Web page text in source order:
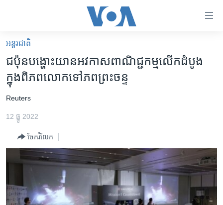
គេហទំព័រ​
ទាក់ទង
និង​
ទំព័រ​
រំលង​
ចូល​
ទៅ​
អន្តរជាតិ
អាមេរិក
ហេឡូវីអូអេ
កម្ពុជាច្នៃប្រតិដ្ឋ
ព្រឹត្តិការណ៍ព័ត៌មាន
វិទ្យុ / ផតខាសថ៍
អន្តរជាតិ
ជប៉ុន​បង្ហោះ​យានអវកាស​​ពាណិជ្ជកម្ម​លើក​ដំបូង​
ក្នុង​ពិភពលោក​ទៅ​​ភពព្រះចន្ទ
​Reuters
12 ធ្នូ 2022
ចែករំលែក